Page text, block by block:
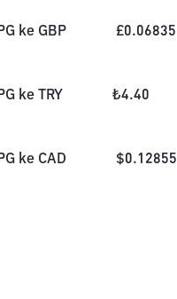
ke GBP £0.06835
ke TRY ₺4.40
ke CAD $0.12855